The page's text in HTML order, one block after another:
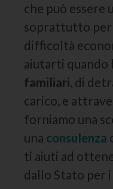
che può essere
soprattutto per
difficoltà
aiutarti quando
familiari, di
carico, e
forniamo una
una consulenza
ti aiuti ad
dallo Stato per